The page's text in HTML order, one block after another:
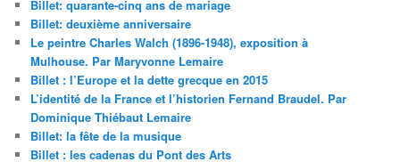
Billet: quarante-cinq ans de mariage
Billet: deuxième anniversaire
Le peintre Charles Walch (1896-1948), exposition à
Mulhouse. Par Maryvonne Lemaire
Billet : l’Europe et la dette grecque en 2015
L’identité de la France et l’historien Fernand Braudel. Par
Dominique Thiébaut Lemaire
Billet: la fête de la musique
Billet : les cadenas du Pont des Arts